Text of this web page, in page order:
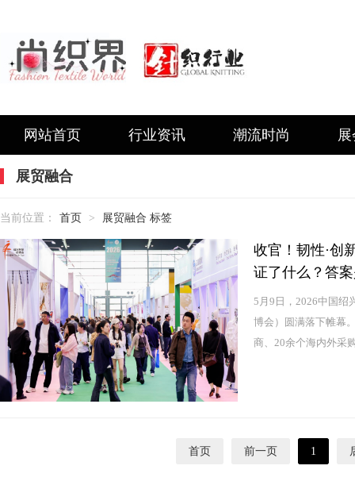
网站首页 行业资讯 潮流时尚
展贸融合
当前位置： 首页 > 展贸融合 标签
收官！韧性·创
证了什么？答
5月9日，2026中国绍
博会）圆满落下帷幕
商、20余个海内外采
首页 前一页 1